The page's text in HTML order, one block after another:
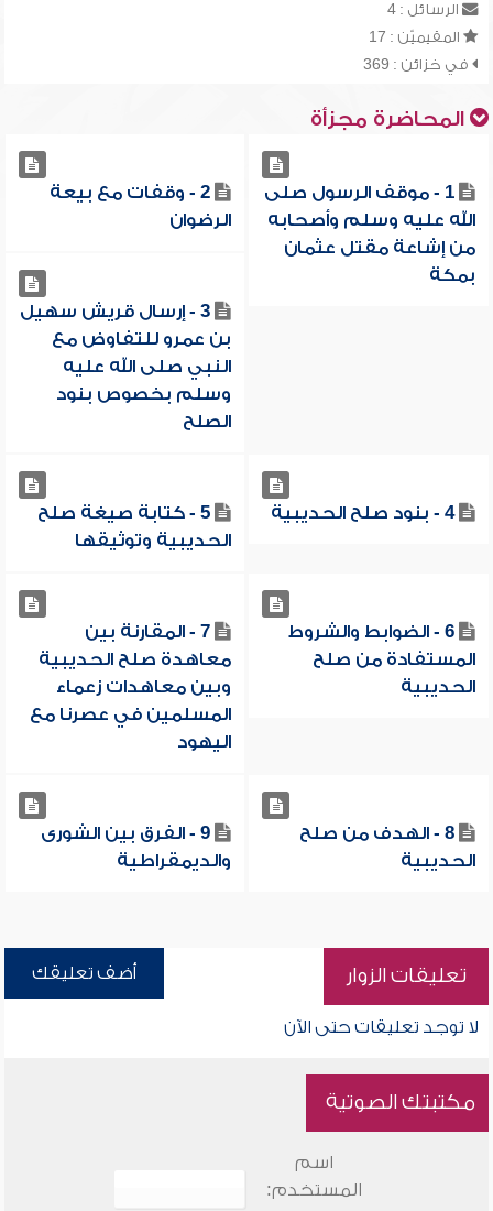
الرسائل : 4
المقيميّن : 17
في خزائن : 369
المحاضرة مجزأة
1 - موقف الرسول صلى
الله عليه وسلم وأصحابه
من إشاعة مقتل عثمان
بمكة
2 - وقفات مع بيعة
الرضوان
3 - إرسال قريش سهيل
بن عمرو للتفاوض مع
النبي صلى الله عليه
وسلم بخصوص بنود
الصلح
4 - بنود صلح الحديبية
5 - كتابة صيغة صلح
الحديبية وتوثيقها
6 - الضوابط والشروط
المستفادة من صلح
الحديبية
7 - المقارنة بين
معاهدة صلح الحديبية
وبين معاهدات زعماء
المسلمين في عصرنا مع
اليهود
8 - الهدف من صلح
الحديبية
9 - الفرق بين الشورى
والديمقراطية
تعليقات الزوار أضف تعليقك
لا توجد تعليقات حتى الآن
مكتبتك الصوتية
اسم
المستخدم: